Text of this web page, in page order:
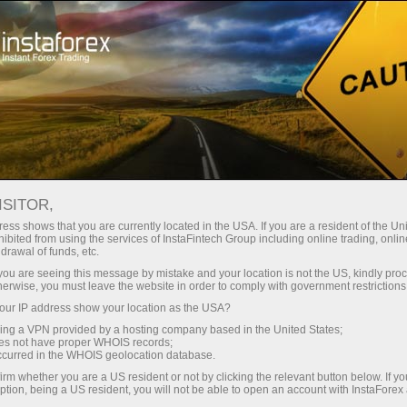
rapide de compte Plateforme de trading
les traders
débutants
Pour les
investisseurs
Pour les
partenaires
FAQ ForexCopy en détails
5 TRADERS
traders pour copier leurs transactions en utilisant le
shows that you are currently located in the USA. If you are a resident of the
from using the services of InstaFintech Group including online trading,
of funds, etc.
are seeing this message by mistake and your location is not the US, kindly
you must leave the website in order to comply with government
IP address show your location as the USA?
a VPN provided by a hosting company based in the United States;
not have proper WHOIS records;
in the WHOIS geolocation database.
whether you are a US resident or not by clicking the relevant button below. If
being a US resident, you will not be able to open an account with InstaForex